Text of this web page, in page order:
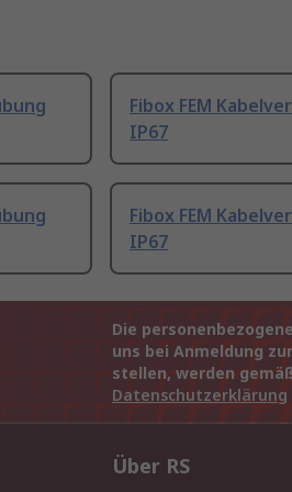
Fibox FEM
IP67
Fibox FEM
IP67
Die
uns bei Anmeldung
stellen, werden
Datenschutzerklärung
Über RS